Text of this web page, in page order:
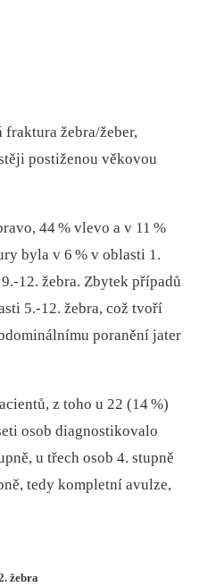
žebra/žeber,
postiženou věkovou
44% vlevo a v 11 %
byla v 6 % v oblasti 1.
12. žebra. Zbytek případů
5.-12. žebra, což tvoří
poranění jater
z toho u 22 (14%)
osob diagnostikovalo
u třech osob 4. stupně
tedy kompletní avulze,
žebra